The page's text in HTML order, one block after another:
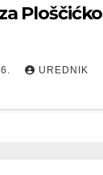
Ploščićko
UREDNIK